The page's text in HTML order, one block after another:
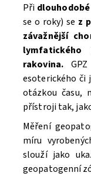
Při
se o roky) se z
závažnější
lymfatického
rakovina.
esoterického či
otázkou času,
přístroji tak,
Měření
míru
slouží jako
geopatogenní